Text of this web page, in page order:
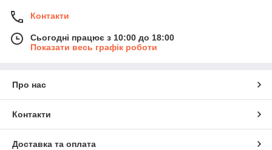
Контакти
Сьогодні працює з 10:00 до 18:00
Показати весь графік роботи
Про нас
Контакти
Доставка та оплата